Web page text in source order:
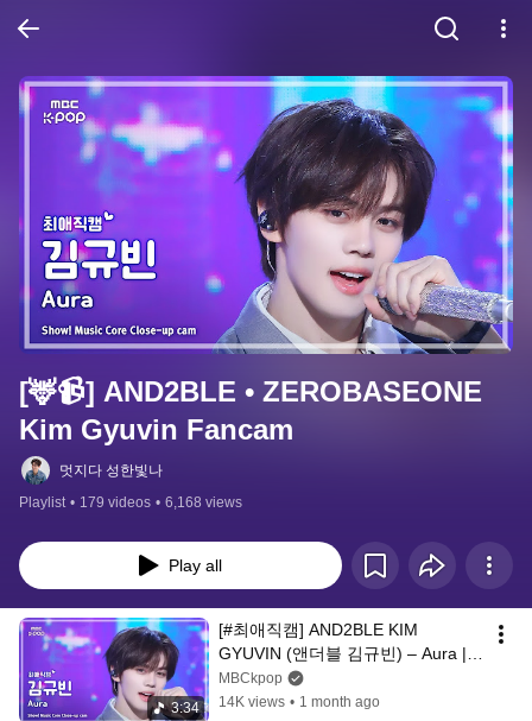
[🦌📹] AND2BLE • ZEROBASEONE
Kim Gyuvin Fancam
멋지다 성한빛나
Playlist • 179 videos • 6,168 views
Play all
3:34
[#최애직캠] AND2BLE KIM
GYUVIN (앤더블 김규빈) – Aura |
쇼! 음악중심 | MBC260613
MBCkpop
14K views • 1 month ago